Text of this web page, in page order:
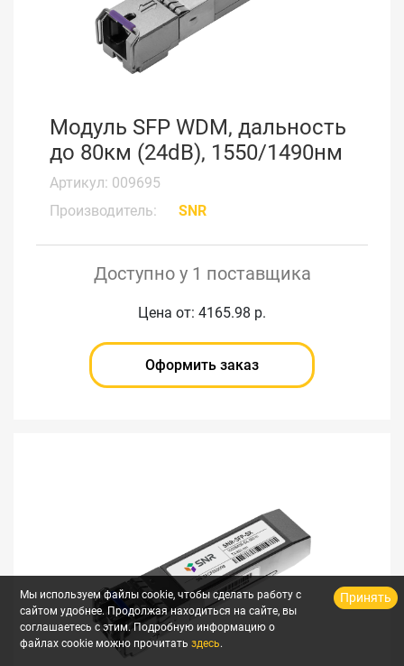
Модуль SFP WDM, дальность
до 80км (24dB), 1550/1490нм
Артикул: 009695
Производитель:
SNR
Доступно у 1 поставщика
Цена от: 4165.98 р.
Оформить заказ
Мы используем файлы cookie, чтобы сделать работу с
сайтом удобнее. Продолжая находиться на сайте, вы
соглашаетесь с этим. Подробную информацию о
файлах cookie можно прочитатьздесь.
Принять